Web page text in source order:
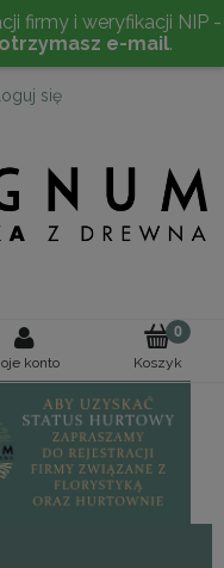
firmy i weryfikacji NIP -
e-mail.
się
konto Koszyk